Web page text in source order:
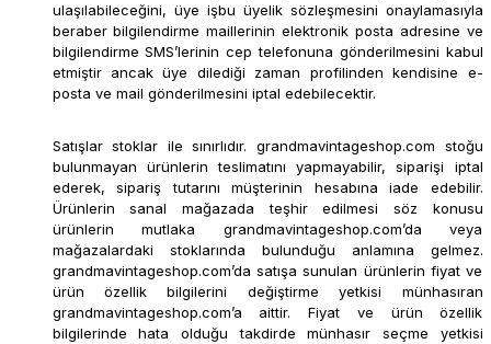
ulaşılabileceğini, üye işbu üyelik sözleşmesini onaylamasıyla
beraber bilgilendirme maillerinin elektronik posta adresine ve
bilgilendirme SMS’lerinin cep telefonuna gönderilmesini kabul
etmiştir ancak üye dilediği zaman profilinden kendisine e-
posta ve mail gönderilmesini iptal edebilecektir.
Satışlar stoklar ile sınırlıdır. grandmavintageshop.com stoğu
bulunmayan ürünlerin teslimatını yapmayabilir, siparişi iptal
ederek, sipariş tutarını müşterinin hesabına iade edebilir.
Ürünlerin sanal mağazada teşhir edilmesi söz konusu
ürünlerin mutlaka grandmavintageshop.com’da veya
mağazalardaki stoklarında bulunduğu anlamına gelmez.
grandmavintageshop.com’da satışa sunulan ürünlerin fiyat ve
ürün özellik bilgilerini değiştirme yetkisi münhasıran
grandmavintageshop.com’a aittir. Fiyat ve ürün özellik
bilgilerinde hata olduğu takdirde münhasır seçme yetkisi